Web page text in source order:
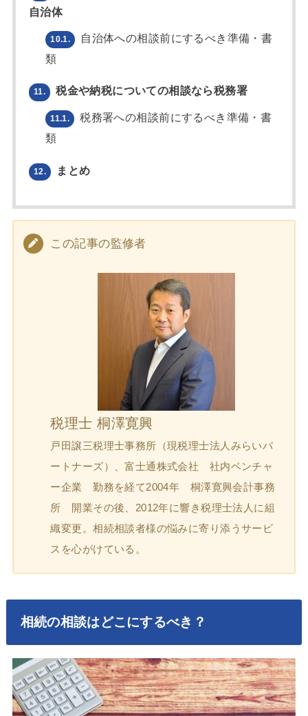
自治体
10.1.
自治体への相談前にするべき準備・書
類
11. 税金や納税についての相談なら税務署
11.1.
税務署への相談前にするべき準備・書
類
12. まとめ
この記事の監修者
税理士 桐澤寛興
戸田譲三税理士事務所（現税理士法人みらいパ
ートナーズ）、富士通株式会社 社内ベンチャ
ー企業 勤務を経て2004年 桐澤寛興会計事務
所 開業その後、2012年に響き税理士法人に組
織変更。相続相談者様の悩みに寄り添うサービ
スを心がけている。
相続の相談はどこにするべき？